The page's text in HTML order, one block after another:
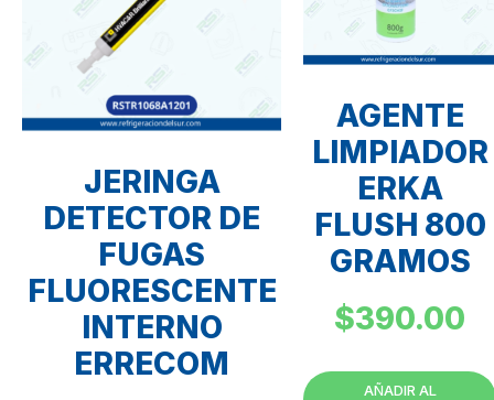
JERINGA
DETECTOR DE
FUGAS
FLUORESCENTE
INTERNO
ERRECOM
AGENTE
LIMPIADOR
ERKA
FLUSH 800
GRAMOS
$390.00
AÑADIR AL